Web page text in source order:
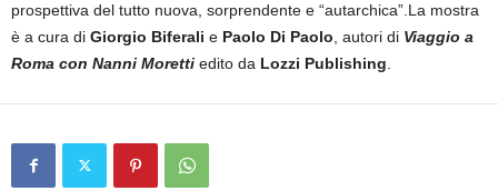
prospettiva del tutto nuova, sorprendente e “autarchica”.La mostra
è a cura di Giorgio Biferali e Paolo Di Paolo , autori di Viaggio a
Roma con Nanni Moretti edito da Lozzi Publishing